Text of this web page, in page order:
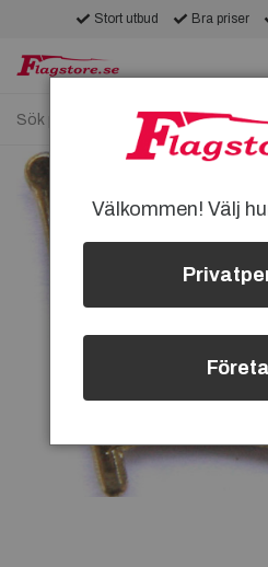
Stort utbud Bra priser
Välkommen! Välj